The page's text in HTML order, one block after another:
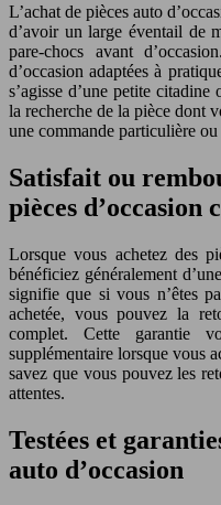
L’achat de pièces auto
d’avoir un large éventail de
pare-chocs avant
d’occasion adaptées à
s’agisse d’une petite
la recherche de la pièce dont
une commande particulière
Satisfait ou
pièces d’occasion
Lorsque vous achetez des
bénéficiez généralement
signifie que si vous n’êtes
achetée, vous pouvez la
complet. Cette garantie
supplémentaire lorsque vous
savez que vous pouvez les
attentes.
Testées et
auto d’occasion